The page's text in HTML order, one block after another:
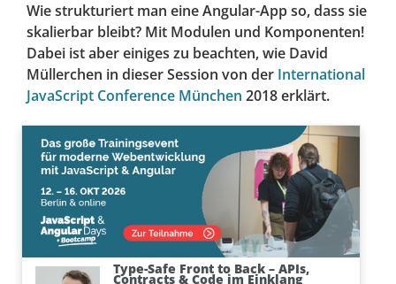
Wie strukturiert man eine Angular-App so, dass sie
skalierbar bleibt? Mit Modulen und Komponenten!
Dabei ist aber einiges zu beachten, wie David
Müllerchen in dieser Session von der International
JavaScript Conference München 2018 erklärt.